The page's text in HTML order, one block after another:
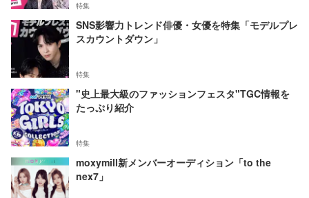
特集
SNS影響力トレンド俳優・女優を特集「モデルプレ
スカウントダウン」
特集
"史上最大級のファッションフェスタ"TGC情報を
たっぷり紹介
特集
moxymill新メンバーオーディション「to the
nex7」